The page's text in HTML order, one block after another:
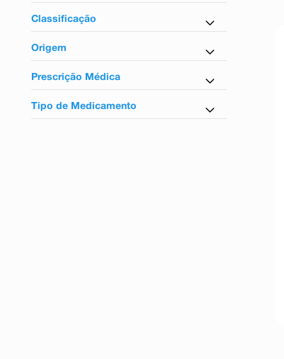
Antigotoso
Classificação
Tarja vermelha
Origem
Nacional
Prescrição Médica
Não
Tipo de Medicamento